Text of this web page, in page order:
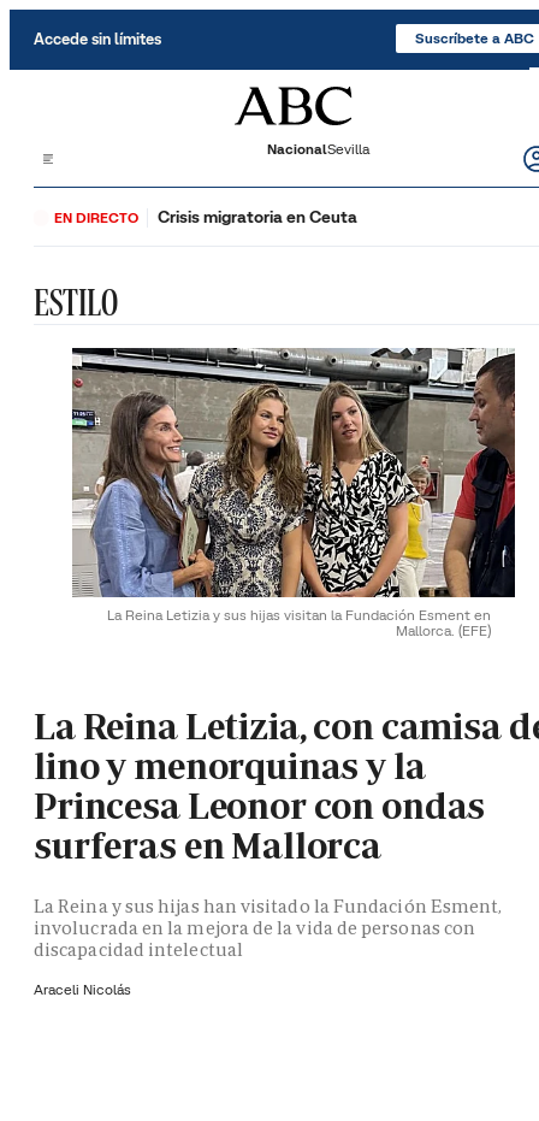
Accede sin límites Suscríbete a ABC
NacionalSevilla
EN DIRECTO Crisis migratoria en Ceuta
ESTILO
La Reina Letizia y sus hijas visitan la Fundación Esment en
Mallorca. (EFE)
La Reina Letizia, con camisa
lino y menorquinas y la
Princesa Leonor con ondas
surferas en Mallorca
La Reina y sus hijas han visitado la Fundación Esment,
involucrada en la mejora de la vida de personas con
discapacidad intelectual
Araceli Nicolás